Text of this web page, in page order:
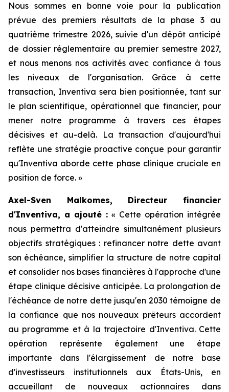
Nous sommes en bonne voie pour la publication
prévue des premiers résultats de la phase 3 au
quatrième trimestre 2026, suivie d'un dépôt anticipé
de dossier réglementaire au premier semestre 2027,
et nous menons nos activités avec confiance à tous
les niveaux de l'organisation. Grâce à cette
transaction, Inventiva sera bien positionnée, tant sur
le plan scientifique, opérationnel que financier, pour
mener notre programme à travers ces étapes
décisives et au-delà. La transaction d'aujourd'hui
reflète une stratégie proactive conçue pour garantir
qu'Inventiva aborde cette phase clinique cruciale en
position de force. »
Axel-Sven Malkomes, Directeur financier
d'Inventiva, a ajouté :« Cette opération intégrée
nous permettra d'atteindre simultanément plusieurs
objectifs stratégiques : refinancer notre dette avant
son échéance, simplifier la structure de notre capital
et consolider nos bases financières à l'approche d'une
étape clinique décisive anticipée. La prolongation de
l'échéance de notre dette jusqu'en 2030 témoigne de
la confiance que nos nouveaux prêteurs accordent
au programme et à la trajectoire d'Inventiva. Cette
opération représente également une étape
importante dans l'élargissement de notre base
d'investisseurs institutionnels aux États-Unis, en
accueillant de nouveaux actionnaires dans